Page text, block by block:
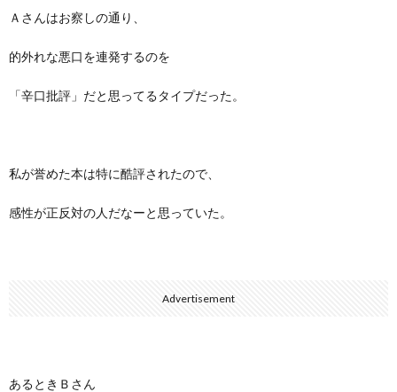
Ａさんはお察しの通り、
的外れな悪口を連発するのを
「辛口批評」だと思ってるタイプだった。
私が誉めた本は特に酷評されたので、
感性が正反対の人だなーと思っていた。
Advertisement
あるときＢさん